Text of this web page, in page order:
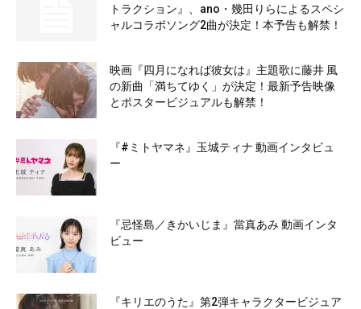
トラクション』、ano・幾田りらによるスペシ
ャルコラボソング2曲が決定！本予告も解禁！
映画『四月になれば彼女は』主題歌に藤井 風
の新曲「満ちてゆく」が決定！最新予告映像
とポスタービジュアルも解禁！
『#ミトヤマネ』玉城ティナ 動画インタビュ
ー
『忌怪島／きかいじま』當真あみ 動画インタ
ビュー
『キリエのうた』第2弾キャラクタービジュア